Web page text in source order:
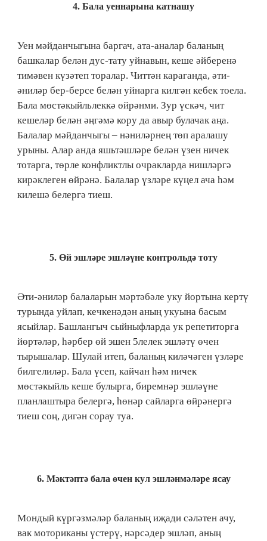
4. Бала уеннарына катнашу
Уен мәйданчыгына баргач, ата-аналар баланың
башкалар белән дус-тату уйнавын, кеше әйберенә
тимәвен күзәтеп торалар. Читтән караганда, әти-
әниләр бер-берсе белән уйнарга килгән кебек тоела.
Бала мөстәкыйльлеккә өйрәнми. Зур үскәч, чит
кешеләр белән әңгәмә кору да авыр булачак аңа.
Балалар мәйданчыгы – нәниләрнең төп аралашу
урыны. Алар анда яшьтәшләре белән үзен ничек
тотарга, төрле конфликтлы очракларда нишләргә
кирәклеген өйрәнә. Балалар үзләре күңел ача һәм
килешә белергә тиеш.
5. Өй эшләре эшләүне контрольдә тоту
Әти-әниләр балаларын мәртәбәле уку йортына кертү
турында уйлап, кечкенәдән аның укуына басым
ясыйлар. Башлангыч сыйныфларда ук репетиторга
йөртәләр, һәрбер өй эшен 5лелек эшләтү өчен
тырышалар. Шулай итеп, баланың киләчәген үзләре
билгелиләр. Бала үсеп, кайчан һәм ничек
мөстәкыйль кеше булырга, биремнәр эшләүне
планлаштыра белергә, һөнәр сайларга өйрәнергә
тиеш соң, дигән сорау туа.
6. Мәктәптә бала өчен кул эшләнмәләре ясау
Мондый күргәзмәләр баланың иҗади сәләтен ачу,
вак моториканы үстерү, нәрсәдер эшләп, аның